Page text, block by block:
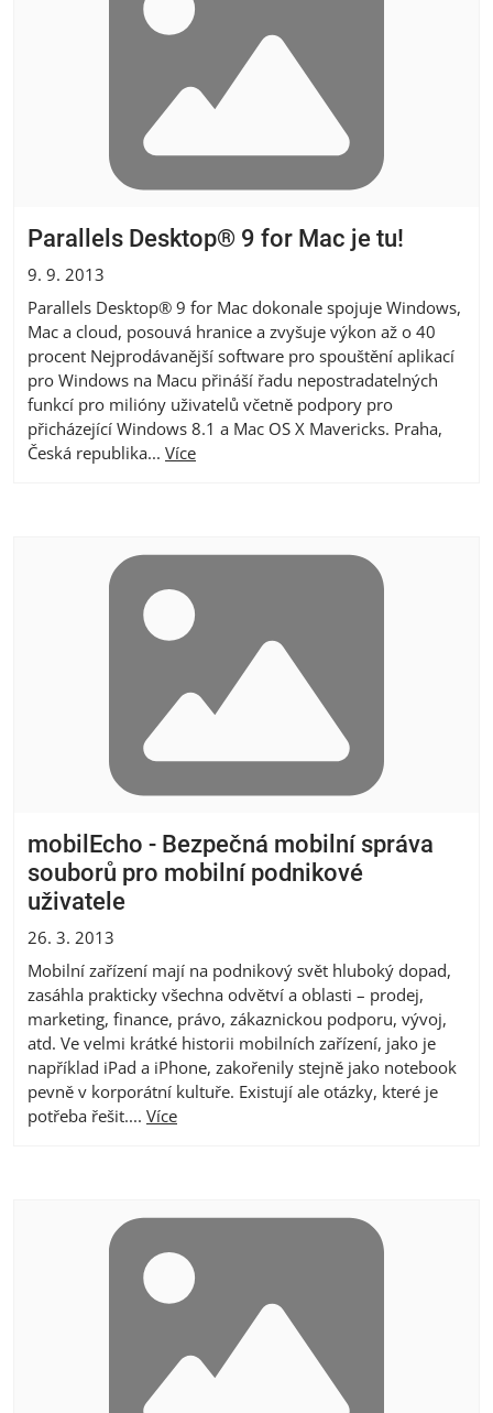
Parallels Desktop® 9 for Mac je tu!
9. 9. 2013
Parallels Desktop® 9 for Mac dokonale spojuje Windows,
Mac a cloud, posouvá hranice a zvyšuje výkon až o 40
procent Nejprodávanější software pro spouštění aplikací
pro Windows na Macu přináší řadu nepostradatelných
funkcí pro milióny uživatelů včetně podpory pro
přicházející Windows 8.1 a Mac OS X Mavericks. Praha,
Česká republika... Více
mobilEcho - Bezpečná mobilní správa
souborů pro mobilní podnikové
uživatele
26. 3. 2013
Mobilní zařízení mají na podnikový svět hluboký dopad,
zasáhla prakticky všechna odvětví a oblasti – prodej,
marketing, finance, právo, zákaznickou podporu, vývoj,
atd. Ve velmi krátké historii mobilních zařízení, jako je
například iPad a iPhone, zakořenily stejně jako notebook
pevně v korporátní kultuře. Existují ale otázky, které je
potřeba řešit.... Více